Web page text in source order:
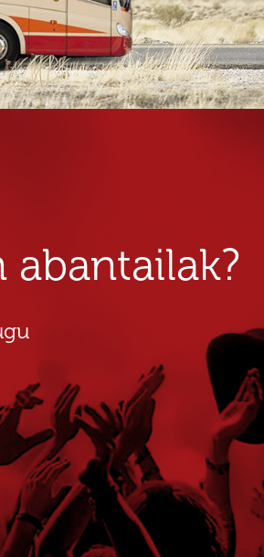
abantailak?